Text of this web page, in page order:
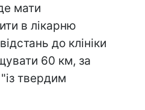
мати
в лікарню
до клініки
60 км, за
твердим